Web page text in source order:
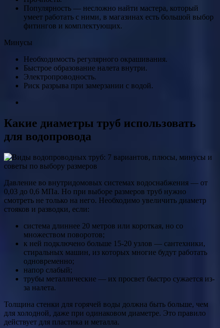
Популярность — несложно найти мастера, который
умеет работать с ними, в магазинах есть большой выбор
фитингов и комплектующих.
Минусы
Необходимость регулярного окрашивания.
Быстрое образование налета внутри.
Электропроводность.
Риск разрыва при замерзании с водой.
Какие диаметры труб использовать
для водопровода
Давление во внутридомовых системах водоснабжения — от
0,03 до 0,6 МПа. Но при выборе размеров труб нужно
смотреть не только на него. Необходимо увеличить диаметр
стояков и разводки, если:
система длиннее 20 метров или короткая, но со
множеством поворотов;
к ней подключено больше 15-20 узлов — сантехники,
стиральных машин, из которых многие будут работать
одновременно;
напор слабый;
трубы металлические — их просвет быстро сужается из-
за налета.
Толщина стенки для горячей воды должна быть больше, чем
для холодной, даже при одинаковом диаметре. Это правило
действует для пластика и металла.